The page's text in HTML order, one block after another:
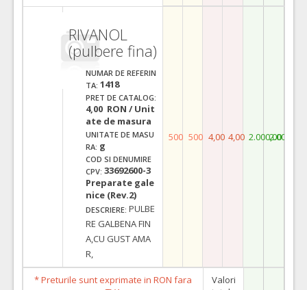
RIVANOL
(pulbere fina)
NUMAR DE REFERIN
TA: 1418
PRET DE CATALOG:
4,00 RON / Unit
ate de masura
UNITATE DE MASU
RA: g
COD SI DENUMIRE
CPV: 33692600-3
Preparate gale
nice (Rev.2)
DESCRIERE: PULBE
RE GALBENA FIN
A,CU GUST AMA
R,
500 500 4,00 4,00 2.000,002.000,00
* Preturile sunt exprimate in RON fara
Valori